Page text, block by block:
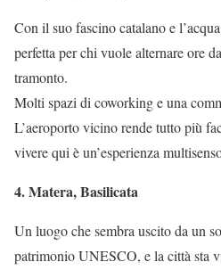
Con il suo fascino catalano e
perfetta per chi vuole alternare ore
tramonto.
Molti spazi di coworking e una
L’aeroporto vicino rende tutto più
vivere qui è un’esperienza
4. Matera, Basilicata
Un luogo che sembra uscito da un
patrimonio UNESCO, e la città sta